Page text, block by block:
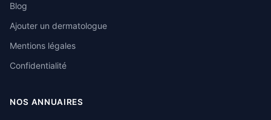
Blog
Ajouter un dermatologue
Mentions légales
Confidentialité
NOS ANNUAIRES